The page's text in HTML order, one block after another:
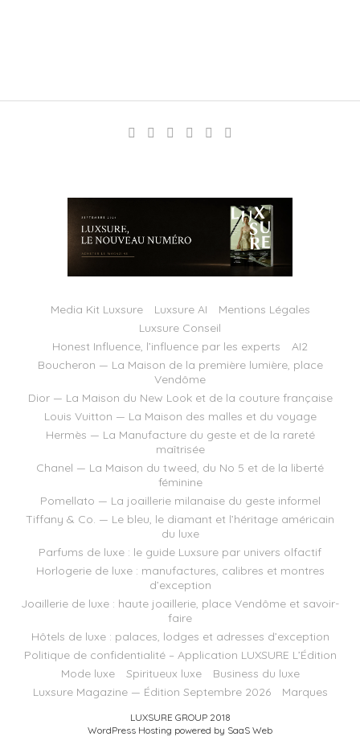
Media Kit Luxsure Luxsure AI
Mentions Légales
Luxsure Conseil
Honest Influence, l’influence par les experts
AI2
Boucheron — La Maison de la première lumière, place
Vendôme
Dior — La Maison du New Look et de la couture française
Louis Vuitton — La Maison des malles et du voyage
Hermès — La Manufacture du geste et de la rareté
maîtrisée
Chanel — La Maison du tweed, du No 5 et de la liberté
féminine
Pomellato — La joaillerie milanaise du geste informel
Tiffany & Co. — Le bleu, le diamant et l’héritage américain
du luxe
Parfums de luxe : le guide Luxsure par univers olfactif
Horlogerie de luxe : manufactures, calibres et montres
d’exception
Joaillerie de luxe : haute joaillerie, place Vendôme et savoir-
faire
Hôtels de luxe : palaces, lodges et adresses d’exception
Politique de confidentialité – Application LUXSURE L’Édition
Mode luxe
Spiritueux luxe
Business du luxe
Luxsure Magazine — Édition Septembre 2026
Marques
LUXSURE GROUP 2018
WordPress Hosting powered by SaaS Web